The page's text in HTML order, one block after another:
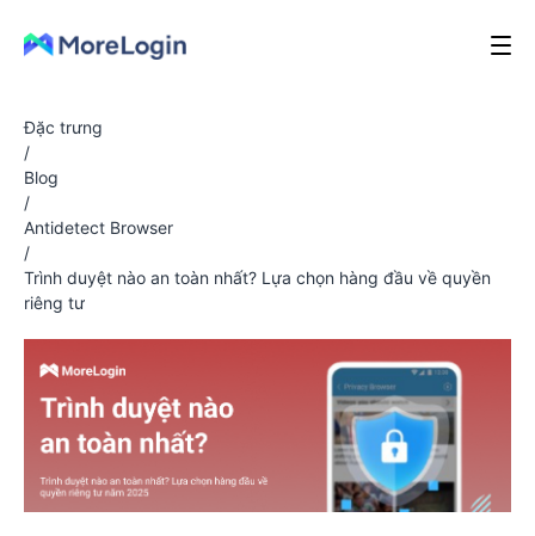
Đặc trưng
/
Blog
/
Antidetect Browser
/
Trình duyệt nào an toàn nhất? Lựa chọn hàng đầu về quyền
riêng tư